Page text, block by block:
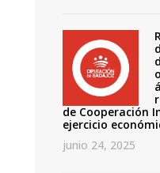
de Cooperación
ejercicio
junio 24, 2025